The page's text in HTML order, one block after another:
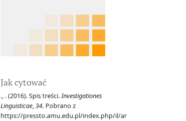
Jak cytować
., . (2016). Spis treści.Investigationes
Linguisticae,34. Pobrano z
https://pressto.amu.edu.pl/index.php/il/ar